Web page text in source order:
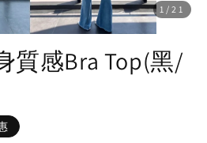
1 /21
質感Bra Top(黑/